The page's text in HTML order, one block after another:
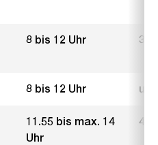
8 bis 12 Uhr 3.–
8 bis 12 Uhr
11.55 bis max. 14
Uhr